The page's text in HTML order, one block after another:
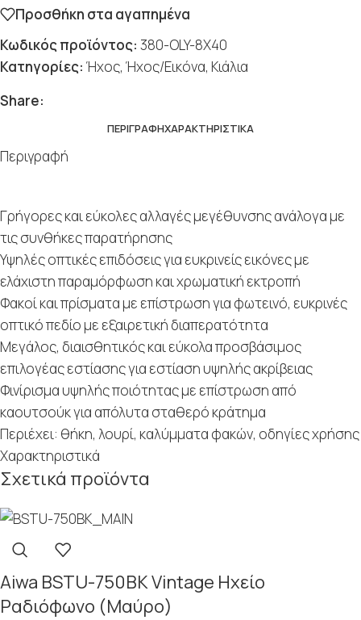
Προσθήκη στα αγαπημένα
Κωδικός προϊόντος: 380-OLY-8X40
Κατηγορίες: Ήχος, Ήχος/Εικόνα, Κιάλια
Share:
ΠΕΡΙΓΡΑΦΉΧΑΡΑΚΤΗΡΙΣΤΙΚΆ
Περιγραφή
Γρήγορες και εύκολες αλλαγές μεγέθυνσης ανάλογα με
τις συνθήκες παρατήρησης
Υψηλές οπτικές επιδόσεις για ευκρινείς εικόνες με
ελάχιστη παραμόρφωση και χρωματική εκτροπή
Φακοί και πρίσματα με επίστρωση για φωτεινό, ευκρινές
οπτικό πεδίο με εξαιρετική διαπερατότητα
Μεγάλος, διαισθητικός και εύκολα πρoσβάσιμος
επιλογέας εστίασης για εστίαση υψηλής ακρίβειας
Φινίρισμα υψηλής ποιότητας με επίστρωση από
καουτσούκ για απόλυτα σταθερό κράτημα
Περιέχει: θήκη, λουρί, καλύμματα φακών, οδηγίες χρήσης
Χαρακτηριστικά
Σχετικά προϊόντα
Aiwa BSTU-750BK Vintage Ηχείο
Ραδιόφωνο (Μαύρο)